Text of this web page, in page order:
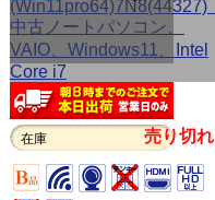
在庫 売り切れ